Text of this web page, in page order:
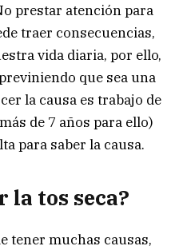
prestar atención para
traer consecuencias,
vida diaria, por ello,
que sea una
la causa es trabajo de
de 7 años para ello)
para saber la causa.
la tos seca?
tener muchas causas,